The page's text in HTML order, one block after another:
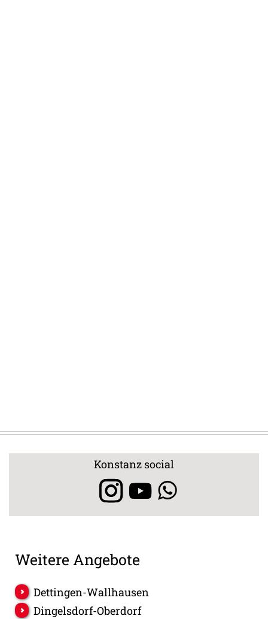
Konstanz social
Weitere Angebote
Dettingen-Wallhausen
Dingelsdorf-Oberdorf